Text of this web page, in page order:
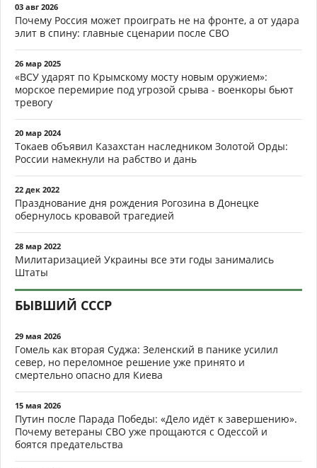
03 авг 2026
Почему Россия может проиграть не на фронте, а от удара
элит в спину: главные сценарии после СВО
26 мар 2025
«ВСУ ударят по Крымскому мосту новым оружием»:
морское перемирие под угрозой срыва - военкоры бьют
тревогу
20 мар 2024
Токаев объявил Казахстан наследником Золотой Орды:
России намекнули на рабство и дань
22 дек 2022
Празднование дня рождения Рогозина в Донецке
обернулось кровавой трагедией
28 мар 2022
Милитаризацией Украины все эти годы занимались
Штаты
БЫВШИЙ СССР
29 мая 2026
Гомель как вторая Суджа: Зеленский в панике усилил
север, но переломное решение уже принято и
смертельно опасно для Киева
15 мая 2026
Путин после Парада Победы: «Дело идёт к завершению».
Почему ветераны СВО уже прощаются с Одессой и
боятся предательства